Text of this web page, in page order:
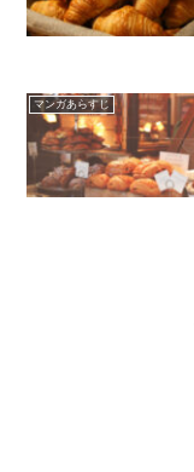
マンガあらすじ